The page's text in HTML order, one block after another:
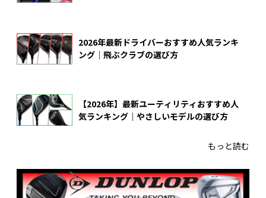
2026年最新ドライバーおすすめ人気ランキ
ング｜飛ぶクラブの選び方
【2026年】最新ユーティリティおすすめ人
気ランキング｜やさしいモデルの選び方
もっと読む